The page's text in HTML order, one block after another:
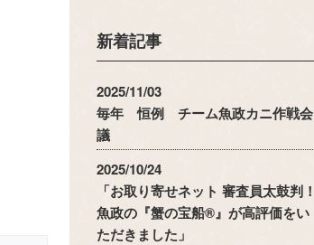
新着記事
2025/11/03
毎年 恒例 チーム魚政カニ作戦会
議
2025/10/24
「お取り寄せネット 審査員太鼓判！
魚政の『蟹の宝船®』が高評価をい
ただきました」